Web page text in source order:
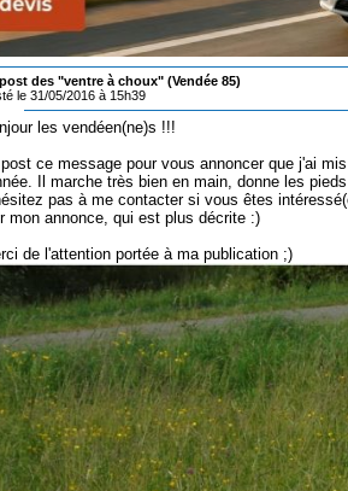
des "ventre à choux" (Vendée 85)
le 31/05/2016 à 15h39
les vendéen(ne)s !!!
ce message pour vous annoncer que j'ai
Il marche très bien en main, donne les
pas à me contacter si vous êtes
mon annonce, qui est plus décrite :)
de l'attention portée à ma publication ;)